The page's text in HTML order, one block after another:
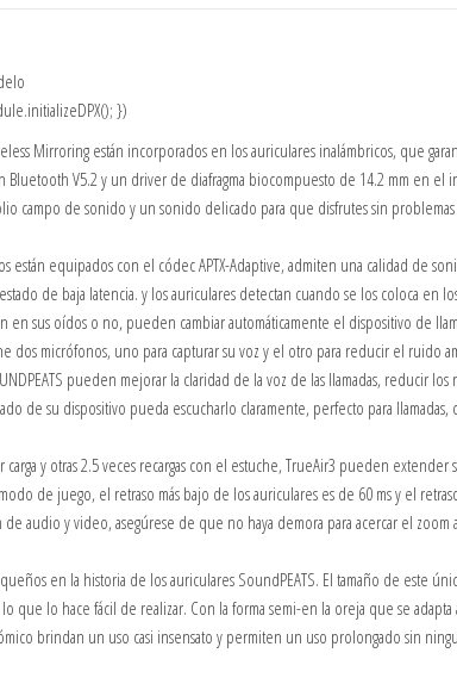
})
Mirroring están incorporados en los auriculares inalámbricos, que
V5.2 y un driver de diafragma biocompuesto de 14.2 mm en el
campo de sonido y un sonido delicado para que disfrutes sin
están equipados con el códec APTX-Adaptive, admiten una calidad de
de baja latencia. y los auriculares detectan cuando se los coloca en
sus oídos o no, pueden cambiar automáticamente el dispositivo de
dos micrófonos, uno para capturar su voz y el otro para reducir el ruido
pueden mejorar la claridad de la voz de las llamadas, reducir los
de su dispositivo pueda escucharlo claramente, perfecto para
y otras 2.5 veces recargas con el estuche, TrueAir3 pueden extender
de juego, el retraso más bajo de los auriculares es de 60 ms y el
audio y video, asegúrese de que no haya demora para acercar el zoom
en la historia de los auriculares SoundPEATS. El tamaño de este
lo hace fácil de realizar. Con la forma semi-en la oreja que se adapta
brindan un uso casi insensato y permiten un uso prolongado sin